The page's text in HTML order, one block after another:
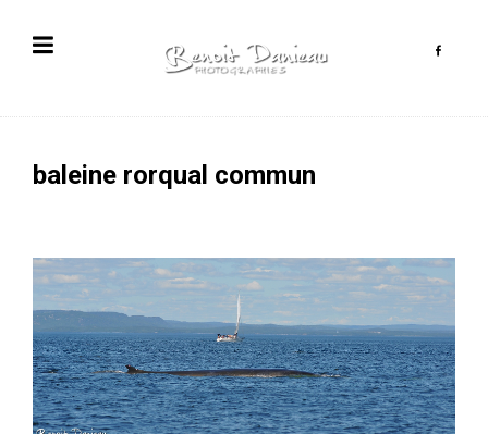
baleine rorqual commun